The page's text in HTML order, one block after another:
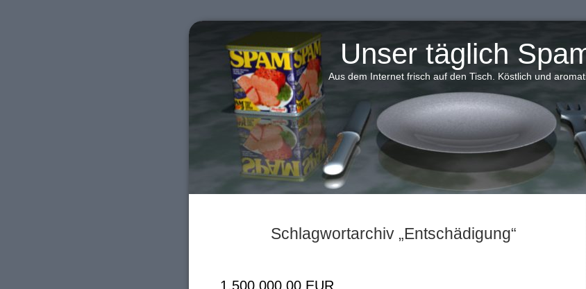
Unser täglich
Aus dem Internet frisch auf den Tisch. Köstlich und
Schlagwortarchiv „Entschädigung“
1,500,000.00 EUR